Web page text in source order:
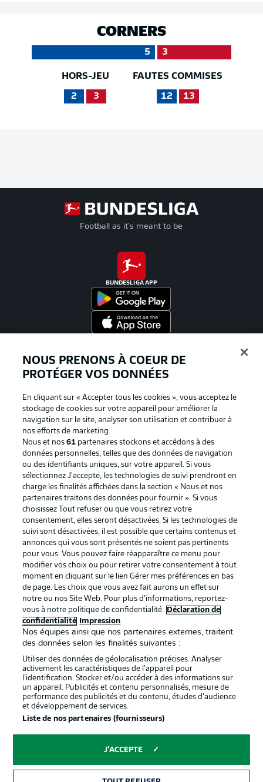
CORNERS
5 3
HORS-JEU
2 3
FAUTES COMMISES
12 13
Football as it's meant to be
BUNDESLIGA APP
La publicité Conditions d’utilisation des
Mentions Légales Gérer mes préférences
Déclaration de
confidentialité
Diffuseurs
Travaux Contact
Impression Joueurs
© 2026 Bundesliga-Gruppe GmbH
Choisissez votre langue
NOUS PRENONS À COEUR DE
PROTÉGER VOS DONNÉES
En cliquant sur « Accepter tous les cookies », vous acceptez le
stockage de cookies sur votre appareil pour améliorer la
navigation sur le site, analyser son utilisation et contribuer à
nos efforts de marketing.
Nous et nos61 partenaires stockons et accédons à des
données personnelles, telles que des données de navigation
ou des identifiants uniques, sur votre appareil. Si vous
sélectionnez J'accepte, les technologies de suivi prendront en
charge les finalités affichées dans la section « Nous et nos
partenaires traitons des données pour fournir ». Si vous
choisissez Tout refuser ou que vous retirez votre
consentement, elles seront désactivées. Si les technologies de
suivi sont désactivées, il est possible que certains contenus et
annonces qui vous sont présentés ne soient pas pertinents
pour vous. Vous pouvez faire réapparaître ce menu pour
modifier vos choix ou pour retirer votre consentement à tout
moment en cliquant sur le lien Gérer mes préférences en bas
de page. Les choix que vous avez fait aurons un effet sur
notre ou nos Site Web. Pour plus d’informations, reportez-
vous à notre politique de confidentialité.
Déclaration de
confidentialité
Impression
Nos équipes ainsi que nos partenaires externes, traitent
des données selon les finalités suivantes :
Utiliser des données de géolocalisation précises. Analyser
activement les caractéristiques de l’appareil pour
l’identification. Stocker et/ou accéder à des informations sur
un appareil. Publicités et contenu personnalisés, mesure de
performance des publicités et du contenu, études d’audience
et développement de services.
Liste de nos partenaires (fournisseurs)
J'ACCEPTE